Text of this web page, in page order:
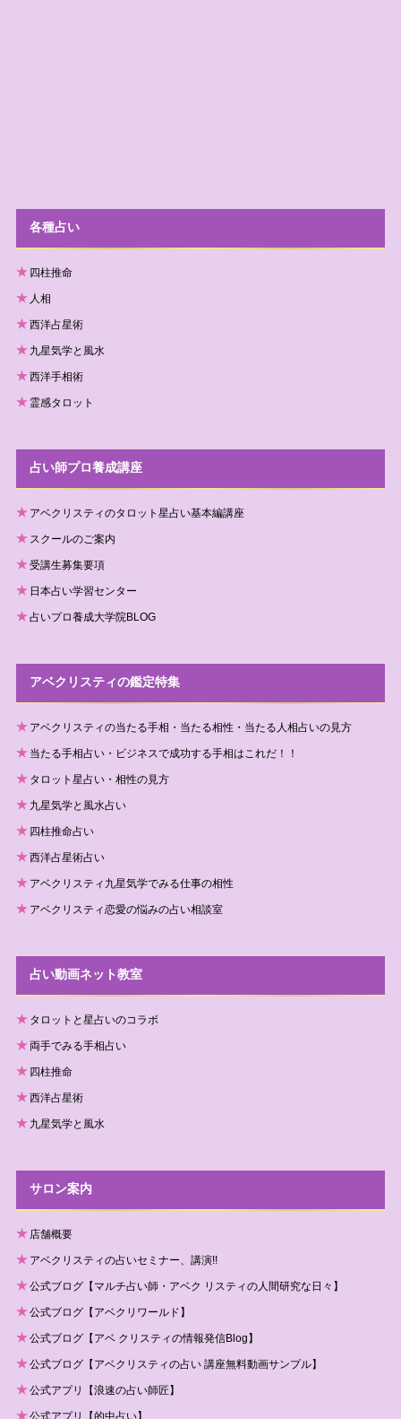
各種占い
四柱推命
人相
西洋占星術
九星気学と風水
西洋手相術
霊感タロット
占い師プロ養成講座
アベクリスティのタロット星占い基本編講座
スクールのご案内
受講生募集要項
日本占い学習センター
占いプロ養成大学院BLOG
アベクリスティの鑑定特集
アベクリスティの当たる手相・当たる相性・当たる人相占いの見方
当たる手相占い・ビジネスで成功する手相はこれだ！！
タロット星占い・相性の見方
九星気学と風水占い
四柱推命占い
西洋占星術占い
アベクリスティ九星気学でみる仕事の相性
アベクリスティ恋愛の悩みの占い相談室
占い動画ネット教室
タロットと星占いのコラボ
両手でみる手相占い
四柱推命
西洋占星術
九星気学と風水
サロン案内
店舗概要
アベクリスティの占いセミナー、講演!!
公式ブログ【マルチ占い師・アベク リスティの人間研究な日々】
公式ブログ【アベクリワールド】
公式ブログ【アベ クリスティの情報発信Blog】
公式ブログ【アベクリスティの占い 講座無料動画サンプル】
公式アプリ【浪速の占い師匠】
公式アプリ【的中占い】